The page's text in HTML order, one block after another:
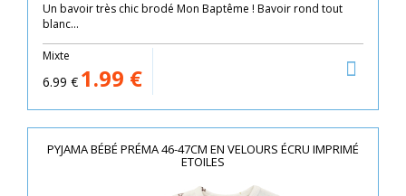
Un bavoir très chic brodé Mon Baptême ! Bavoir rond tout
blanc...
Mixte
6.99 € 1.99 €
PYJAMA BÉBÉ PRÉMA 46-47CM EN VELOURS ÉCRU IMPRIMÉ
ETOILES